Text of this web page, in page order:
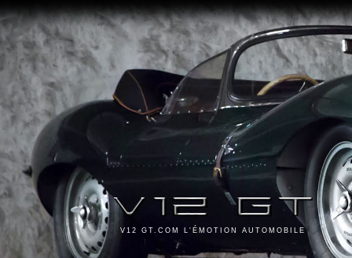
V12 GT.COM L'ÉMOTION AUTOMOBILE